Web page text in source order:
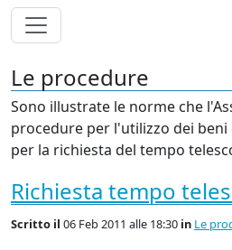
Alterna Visualizzazione
Le procedure
Sono illustrate le norme che
procedure per l'utilizzo dei
per la richiesta del tempo
Richiesta tempo
Scritto il 06 Feb 2011 alle 18:30 in Le